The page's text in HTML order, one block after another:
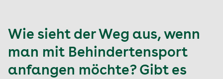
Wie sieht der Weg aus, wenn
man mit Behindertensport
anfangen möchte? Gibt es